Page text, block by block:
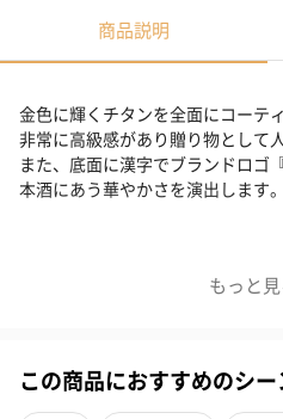
商品説明
もっと
金色に輝くチタンを全面にコーテ
非常に高級感があり贈り物として
また、底面に漢字でブランドロゴ
本酒にあう華やかさを演出します。
この商品におすすめのシー